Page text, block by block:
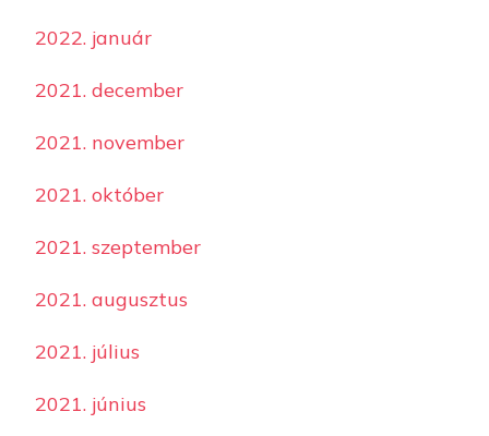
2022. január
2021. december
2021. november
2021. október
2021. szeptember
2021. augusztus
2021. július
2021. június